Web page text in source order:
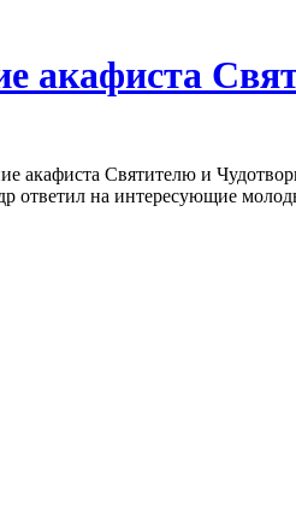
акафиста
акафиста Святителю и
ответил на интересующие